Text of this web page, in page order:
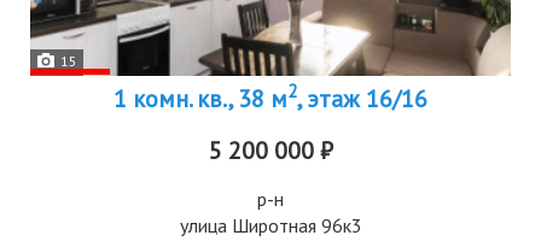
15
1 комн. кв., 38 м2, этаж 16/16
5 200 000 ₽
р-н
улица Широтная 96к3